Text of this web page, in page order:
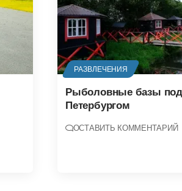
РАЗВЛЕЧЕНИЯ
Рыболовные базы под
Петербургом
ОСТАВИТЬ КОММЕНТАРИЙ